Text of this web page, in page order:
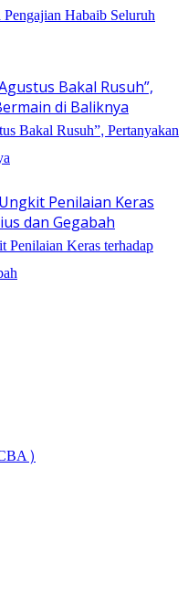
Habaib Seluruh
Bakal Rusuh”, Pertanyakan
Keras terhadap